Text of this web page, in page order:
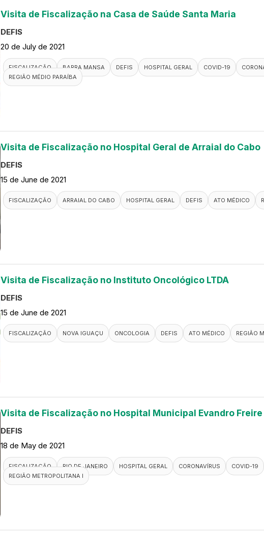
Visita de Fiscalização na Casa de Saúde Santa Maria
DEFIS
20 de July de 2021
FISCALIZAÇÃO BARRA MANSA DEFIS HOSPITAL GERAL COVID-19
REGIÃO MÉDIO PARAÍBA
Visita de Fiscalização no Hospital Geral de Arraial do Cabo
DEFIS
15 de June de 2021
FISCALIZAÇÃO ARRAIAL DO CABO HOSPITAL GERAL DEFIS ATO MÉDICO
Visita de Fiscalização no Instituto Oncológico LTDA
DEFIS
15 de June de 2021
FISCALIZAÇÃO NOVA IGUAÇU ONCOLOGIA DEFIS ATO MÉDICO REGIÃO
Visita de Fiscalização no Hospital Municipal Evandro Freire
DEFIS
18 de May de 2021
FISCALIZAÇÃO RIO DE JANEIRO HOSPITAL GERAL CORONAVÍRUS COVID-19
REGIÃO METROPOLITANA I